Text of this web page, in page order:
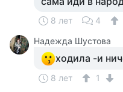
8 лет 4
Надежда Шустова
ходила -и
8 лет
1